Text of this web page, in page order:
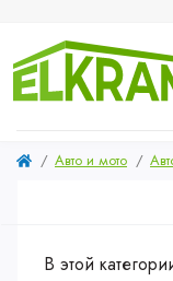
Авто и мото
В этой